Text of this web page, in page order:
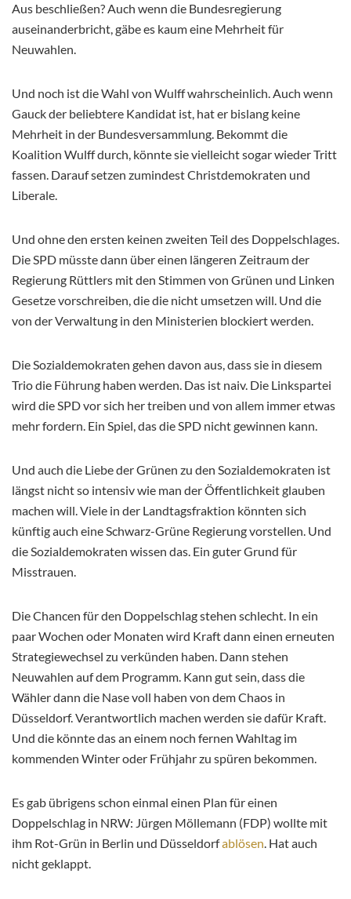
Aus beschließen? Auch wenn die Bundesregierung
auseinanderbricht, gäbe es kaum eine Mehrheit für
Neuwahlen.
Und noch ist die Wahl von Wulff wahrscheinlich. Auch wenn
Gauck der beliebtere Kandidat ist, hat er bislang keine
Mehrheit in der Bundesversammlung. Bekommt die
Koalition Wulff durch, könnte sie vielleicht sogar wieder Tritt
fassen. Darauf setzen zumindest Christdemokraten und
Liberale.
Und ohne den ersten keinen zweiten Teil des Doppelschlages.
Die SPD müsste dann über einen längeren Zeitraum der
Regierung Rüttlers mit den Stimmen von Grünen und Linken
Gesetze vorschreiben, die die nicht umsetzen will. Und die
von der Verwaltung in den Ministerien blockiert werden.
Die Sozialdemokraten gehen davon aus, dass sie in diesem
Trio die Führung haben werden. Das ist naiv. Die Linkspartei
wird die SPD vor sich her treiben und von allem immer etwas
mehr fordern. Ein Spiel, das die SPD nicht gewinnen kann.
Und auch die Liebe der Grünen zu den Sozialdemokraten ist
längst nicht so intensiv wie man der Öffentlichkeit glauben
machen will. Viele in der Landtagsfraktion könnten sich
künftig auch eine Schwarz-Grüne Regierung vorstellen. Und
die Sozialdemokraten wissen das. Ein guter Grund für
Misstrauen.
Die Chancen für den Doppelschlag stehen schlecht. In ein
paar Wochen oder Monaten wird Kraft dann einen erneuten
Strategiewechsel zu verkünden haben. Dann stehen
Neuwahlen auf dem Programm. Kann gut sein, dass die
Wähler dann die Nase voll haben von dem Chaos in
Düsseldorf. Verantwortlich machen werden sie dafür Kraft.
Und die könnte das an einem noch fernen Wahltag im
kommenden Winter oder Frühjahr zu spüren bekommen.
Es gab übrigens schon einmal einen Plan für einen
Doppelschlag in NRW: Jürgen Möllemann (FDP) wollte mit
ihm Rot-Grün in Berlin und Düsseldorfablösen. Hat auch
nicht geklappt.